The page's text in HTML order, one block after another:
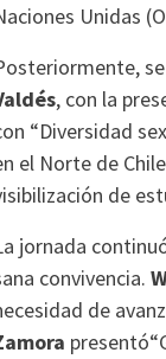
Unidas
, con la
“Diversidad
el Norte de
de
jornada
convivencia.
de